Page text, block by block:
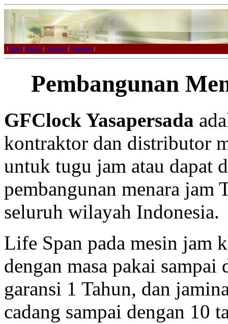
| Home | Product | Download | Contact us |
Pembangunan
GFClock Yasapersada
kontraktor dan distributor
untuk tugu jam atau dapat
pembangunan menara jam
seluruh wilayah Indonesia.
Life Span pada mesin jam
dengan masa pakai sampai
garansi 1 Tahun, dan
cadang sampai dengan 10